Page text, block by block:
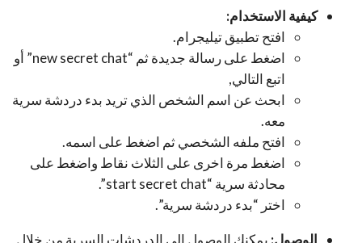
كيفية الاستخدام:
افتح تطبيق تيليجرام.
اضغط على رسالة جديدة ثم “new secret chat” أو
اتبع التالي,
ابحث عن اسم الشخص الذي تريد بدء دردشة سرية
معه.
افتح ملفه الشخصي ثم اضغط على اسمه.
اضغط مرة اخرى على الثلاث نقاط واضغط على
محادثة سرية “start secret chat”.
اختر “بدء دردشة سرية”.
الوصول: يمكنك الوصول إلى الدردشات السرية من خلال